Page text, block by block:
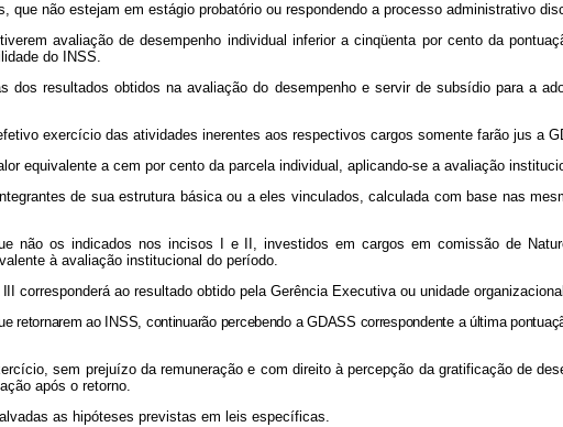
não estejam em estágio probatório ou respondendo a processo administrativo
avaliação de desempenho individual inferior a cinqüenta por cento da
do INSS.
resultados obtidos na avaliação do desempenho e servir de subsídio para a
exercício das atividades inerentes aos respectivos cargos somente farão jus a
equivalente a cem por cento da parcela individual, aplicando-se a avaliação
de sua estrutura básica ou a eles vinculados, calculada com base nas
não os indicados nos incisos I e II, investidos em cargos em comissão de
à avaliação institucional do período.
corresponderá ao resultado obtido pela Gerência Executiva ou unidade
ao INSS, continuarão percebendo a GDASS correspondente a última
sem prejuízo da remuneração e com direito à percepção da gratificação de
após o retorno.
as hipóteses previstas em leis específicas.